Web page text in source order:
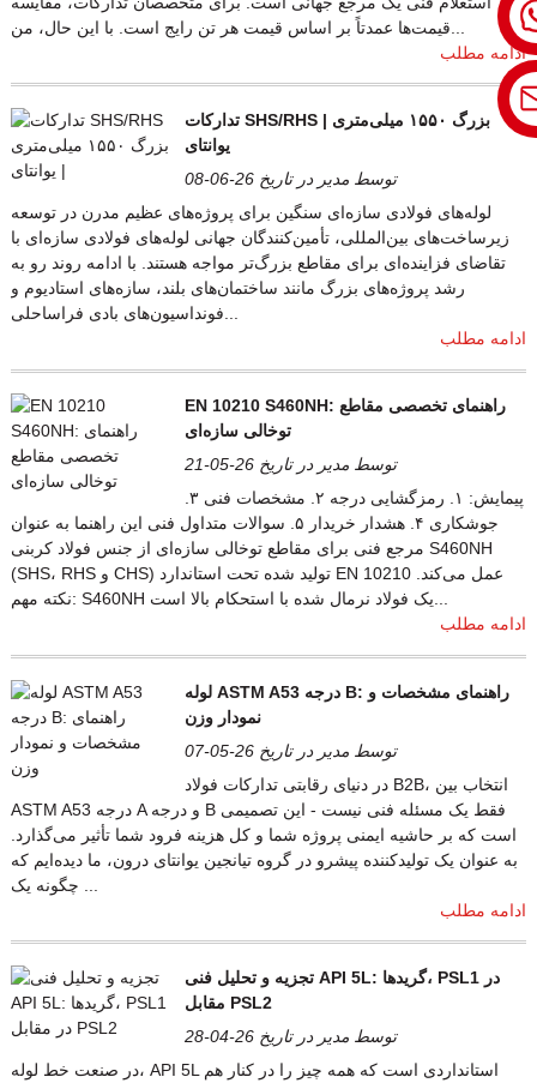
ادامه مطلب
تدارکات SHS/RHS بزرگ ۱۵۵۰ میلی‌متری |
یوانتای
توسط مدیر در تاریخ 26-06-08
لوله‌های فولادی سازه‌ای سنگین برای پروژه‌های عظیم مدرن در توسعه
زیرساخت‌های بین‌المللی، تأمین‌کنندگان جهانی لوله‌های فولادی سازه‌ای با
تقاضای فزاینده‌ای برای مقاطع بزرگ‌تر مواجه هستند. با ادامه روند رو به
رشد پروژه‌های بزرگ مانند ساختمان‌های بلند، سازه‌های استادیوم و
ادامه مطلب
EN 10210 S460NH: راهنمای تخصصی مقاطع
توخالی سازه‌ای
توسط مدیر در تاریخ 26-05-21
پیمایش: ۱. رمزگشایی درجه ۲. مشخصات فنی ۳.
جوشکاری ۴. هشدار خریدار ۵. سوالات متداول فنی این راهنما به عنوان
مرجع فنی برای مقاطع توخالی سازه‌ای از جنس فولاد کربنی S460NH
(SHS، RHS و CHS) تولید شده تحت استاندارد EN 10210 عمل می‌کند.
نکته مهم: S460NH یک فولاد نرمال شده با استحکام بالا است...
ادامه مطلب
لوله ASTM A53 درجه B: راهنمای مشخصات و
نمودار وزن
توسط مدیر در تاریخ 26-05-07
در دنیای رقابتی تدارکات فولاد B2B، انتخاب بین
ASTM A53 درجه A و درجه B فقط یک مسئله فنی نیست - این تصمیمی
است که بر حاشیه ایمنی پروژه شما و کل هزینه فرود شما تأثیر می‌گذارد.
به عنوان یک تولیدکننده پیشرو در گروه تیانجین یوانتای درون، ما دیده‌ایم که
ادامه مطلب
تجزیه و تحلیل فنی API 5L: گریدها، PSL1 در
مقابل PSL2
توسط مدیر در تاریخ 26-04-28
در صنعت خط لوله، API 5L استانداردی است که همه چیز را در کنار هم